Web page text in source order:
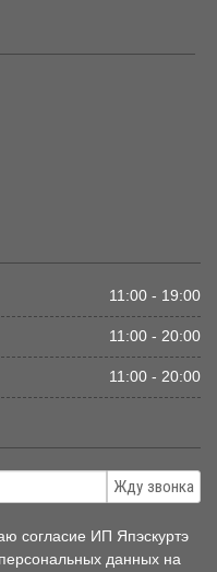
11:00 - 19:00
11:00 - 20:00
11:00 - 20:00
Жду звонка
согласие ИП Япэскуртэ
данных на